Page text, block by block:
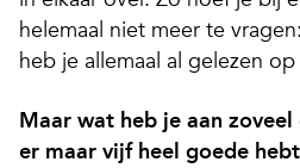
helemaal niet meer te
heb je allemaal al gelezen op
Maar wat heb je aan
er maar vijf heel goede